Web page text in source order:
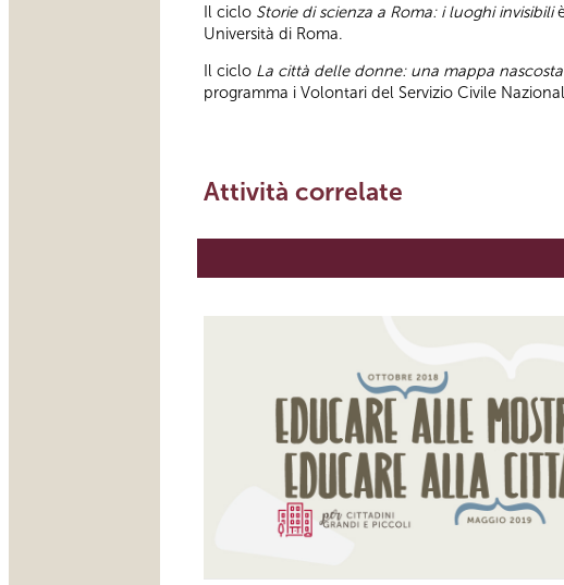
Il ciclo Storie di scienza a Roma: i luoghi invisibili
Università di Roma.
Il ciclo La città delle donne: una mappa nascosta
programma i Volontari del Servizio Civile
Attività correlate